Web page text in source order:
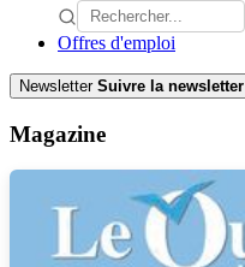
Offres d'emploi
Newsletter Suivre la newsletter
Magazine